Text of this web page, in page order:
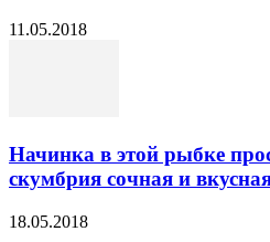
11.05.2018
Начинка в этой рыбке
скумбрия сочная и
18.05.2018